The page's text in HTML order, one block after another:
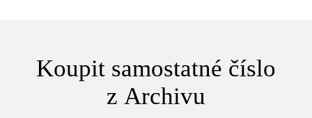
Koupit samostatné číslo
z Archivu